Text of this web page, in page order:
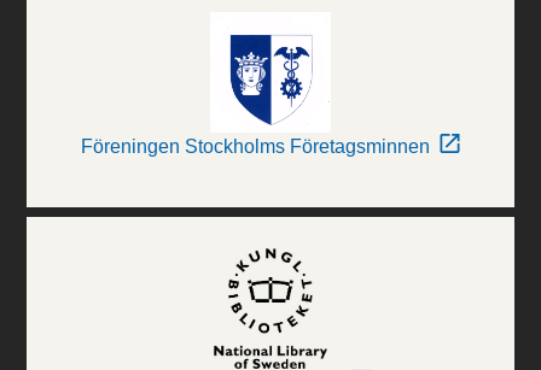
Föreningen Stockholms Företagsminnen